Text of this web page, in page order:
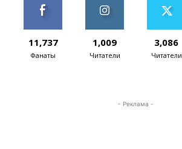
11,737
Фанаты
1,009
Читатели
3,086
Читатели
- Реклама -